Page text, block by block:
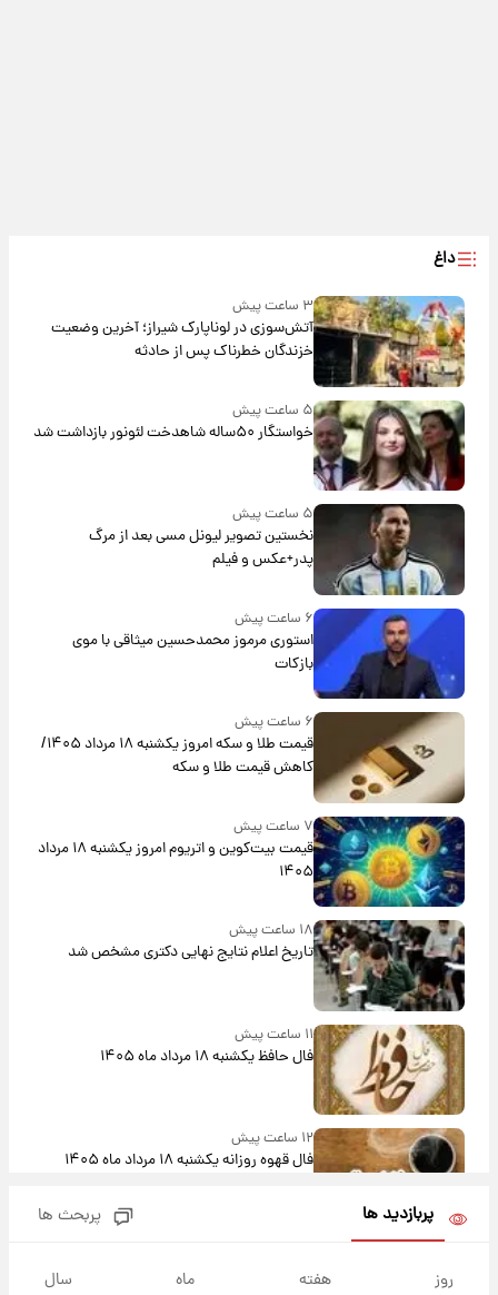
داغ
۳ ساعت پیش
آتش‌سوزی در لوناپارک شیراز؛ آخرین وضعیت
خزندگان خطرناک پس از حادثه
۵ ساعت پیش
خواستگار ۵۰ساله شاهدخت لئونور بازداشت شد
۵ ساعت پیش
نخستین تصویر لیونل مسی بعد از مرگ
پدر+عکس و فیلم
۶ ساعت پیش
استوری مرموز محمدحسین میثاقی با موی
بازکات
۶ ساعت پیش
قیمت طلا و سکه امروز یکشنبه ۱۸ مرداد ۱۴۰۵/
کاهش قیمت طلا و سکه
۷ ساعت پیش
قیمت بیت‌کوین و اتریوم امروز یکشنبه ۱۸ مرداد
۱۴۰۵
۱۸ ساعت پیش
تاریخ اعلام نتایج نهایی دکتری مشخص شد
۱۱ ساعت پیش
فال حافظ یکشنبه ۱۸ مرداد ماه ۱۴۰۵
۱۲ ساعت پیش
فال قهوه روزانه یکشنبه ۱۸ مرداد ماه ۱۴۰۵
پربازدید ها پربحث ها
روز هفته ماه سال